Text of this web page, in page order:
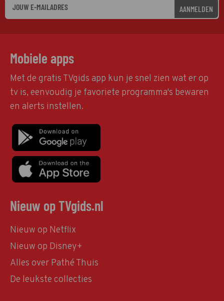
AANMELDEN
Mobiele apps
Met de gratis TVgids app kun je snel zien wat er op
tv is, eenvoudig je favoriete programma's bewaren
en alerts instellen.
Nieuw op TVgids.nl
Nieuw op Netflix
Nieuw op Disney+
Alles over Pathé Thuis
De leukste collecties